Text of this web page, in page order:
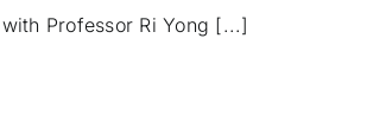
Professor Ri Yong [...]